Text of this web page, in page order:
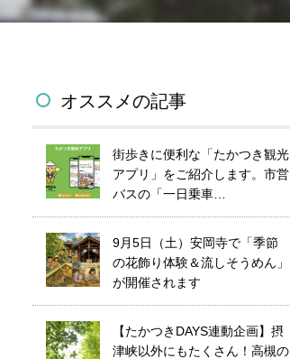
オススメの記事
街歩きに便利な「たかつき観光
アプリ」をご紹介します。市営
バスの「一日乗車…
9月5日（土）安岡寺で「季節
の花飾り体験＆流しそうめん」
が開催されます
【たかつきDAYS連動企画】摂
津峡以外にもたくさん！高槻の